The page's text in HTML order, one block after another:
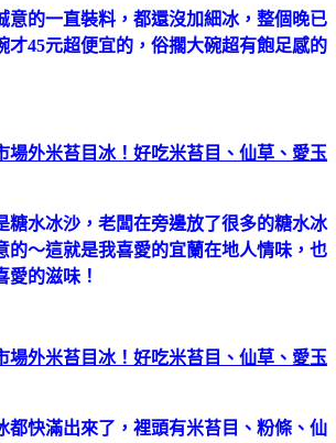
意的一直裝料，都還沒加細冰，整個晚已
才45元超便宜的，俗擱大碗超有飽足感的
糖水冰沙，老闆在旁邊放了很多的糖水冰
的～這就是我喜愛的宜蘭在地人情味，也
愛的滋味！
都快滿出來了，裡頭有米苔目、粉條、仙